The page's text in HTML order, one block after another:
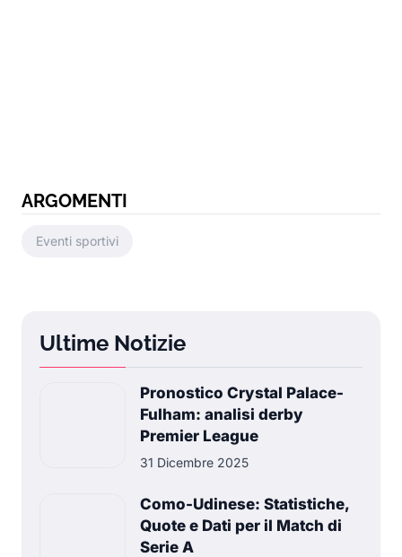
ARGOMENTI
Eventi sportivi
Ultime Notizie
Pronostico Crystal Palace-
Fulham: analisi derby
Premier League
31 Dicembre 2025
Como-Udinese: Statistiche,
Quote e Dati per il Match di
Serie A